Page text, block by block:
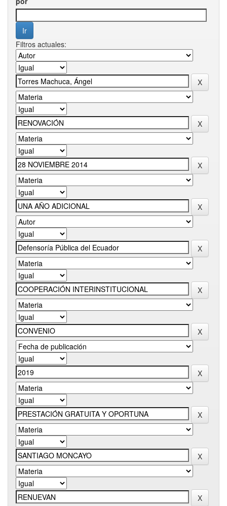
Filtros actuales: